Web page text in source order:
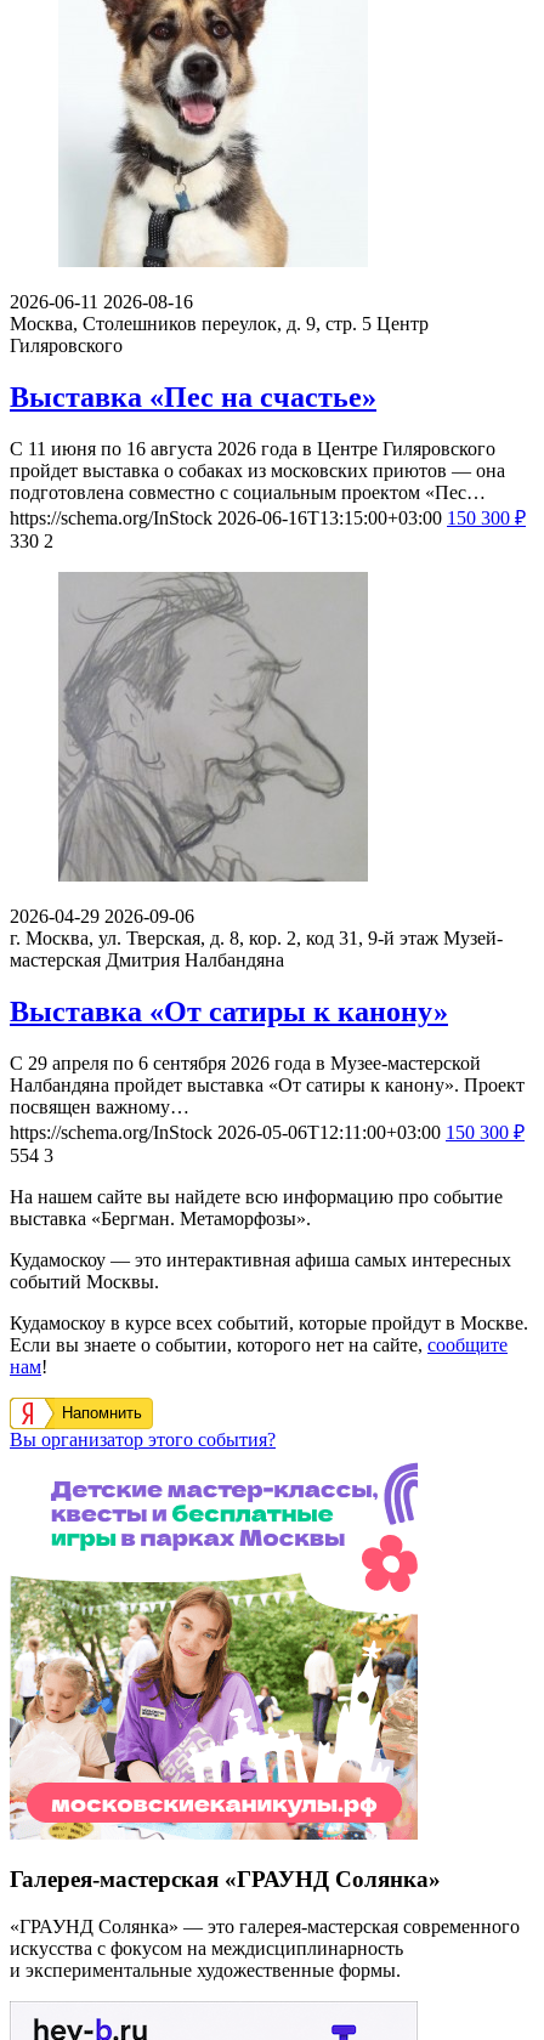
2026-06-11 2026-08-16
Москва, Столешников переулок, д. 9, стр. 5 Центр
Гиляровского
Выставка «Пес на счастье»
С 11 июня по 16 августа 2026 года в Центре Гиляровского
пройдет выставка о собаках из московских приютов — она
подготовлена совместно с социальным проектом «Пес…
https://schema.org/InStock 2026-06-16T13:15:00+03:00 150 300 ₽
330 2
2026-04-29 2026-09-06
г. Москва, ул. Тверская, д. 8, кор. 2, код 31, 9-й этаж Музей-
мастерская Дмитрия Налбандяна
Выставка «От сатиры к канону»
С 29 апреля по 6 сентября 2026 года в Музее-мастерской
Налбандяна пройдет выставка «От сатиры к канону». Проект
посвящен важному…
https://schema.org/InStock 2026-05-06T12:11:00+03:00 150 300 ₽
554 3
На нашем сайте вы найдете всю информацию про событие
выставка «Бергман. Метаморфозы».
Кудамоскоу — это интерактивная афиша самых интересных
событий Москвы.
Кудамоскоу в курсе всех событий, которые пройдут в Москве.
Если вы знаете о событии, которого нет на сайте, сообщите
нам!
Напомнить
Вы организатор этого события?
Галерея-мастерская «ГРАУНД Солянка»
«ГРАУНД Солянка» — это галерея-мастерская современного
искусства с фокусом на междисциплинарность
и экспериментальные художественные формы.